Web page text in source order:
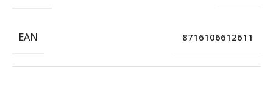
EAN 8716106612611